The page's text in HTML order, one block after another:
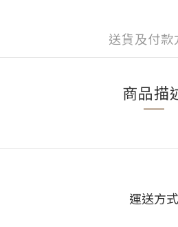
送貨及付款
商品描
運送方式